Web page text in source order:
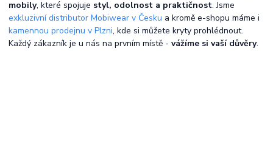
mobily, které spojuje styl, odolnost a praktičnost. Jsme
exkluzivní distributor Mobiwear v Česku a kromě e-shopu máme i
kamennou prodejnu v Plzni, kde si můžete kryty prohlédnout.
Každý zákazník je u nás na prvním místě - vážíme si vaší důvěry.